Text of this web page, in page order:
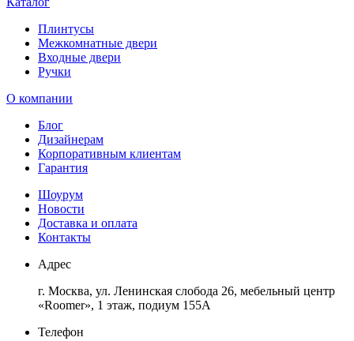
Плинтусы
Межкомнатные двери
Входные двери
Ручки
О компании
Блог
Дизайнерам
Корпоративным клиентам
Гарантия
Шоурум
Новости
Доставка и оплата
Контакты
Адрес
г. Москва, ул. Ленинская слобода 26, мебельный центр
«Roomer», 1 этаж, подиум 155А
Телефон